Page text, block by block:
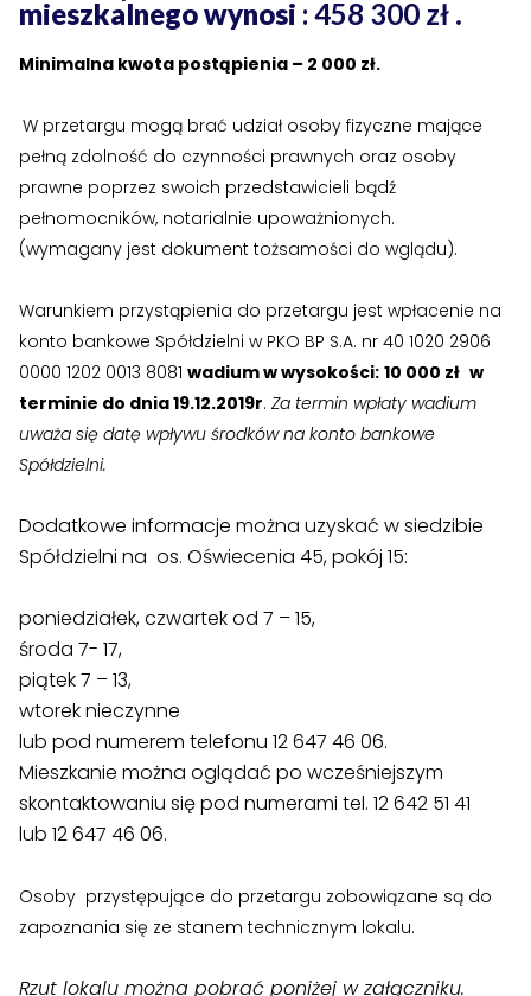
POZOSTAŁE
Ogłoszenia o pracę
Zgłoszenia wewnętrzne
RODO ›
Nieruchomości
Dokumenty nieruchomości
Plany remontowe ›
Świadectwa energetyczne
Wykaz Rad Mieszkańców
Jak założyć RMN ›
Dokumenty
POZOSTAŁE
Ogłoszenia o pracę
Zgłoszenia wewnętrzne
RODO ›
Nieruchomości
Dokumenty nieruchomości
Plany remontowe ›
Świadectwa energetyczne
Wykaz Rad Mieszkańców
Jak założyć RMN ›
Dokumenty
mieszkalnego wynosi : 458 300 zł .
Minimalna kwota postąpienia – 2 000 zł.
W przetargu mogą brać udział osoby fizyczne mające
pełną zdolność do czynności prawnych oraz osoby
prawne poprzez swoich przedstawicieli bądź
pełnomocników, notarialnie upoważnionych.
(wymagany jest dokument tożsamości do wglądu).
Warunkiem przystąpienia do przetargu jest wpłacenie na
konto bankowe Spółdzielni w PKO BP S.A. nr 40 1020 2906
0000 1202 0013 8081 wadium w wysokości: 10 000 zł w
terminie do dnia 19.12.2019r. Za termin wpłaty wadium
uważa się datę wpływu środków na konto bankowe
Spółdzielni.
Dodatkowe informacje można uzyskać w siedzibie
Spółdzielni na os. Oświecenia 45, pokój 15:
poniedziałek, czwartek od 7 – 15,
środa 7- 17,
piątek 7 – 13,
wtorek nieczynne
lub pod numerem telefonu 12 647 46 06.
Mieszkanie można oglądać po wcześniejszym
skontaktowaniu się pod numerami tel. 12 642 51 41
lub 12 647 46 06.
Osoby przystępujące do przetargu zobowiązane są do
zapoznania się ze stanem technicznym lokalu.
Rzut lokalu można pobrać poniżej w załączniku.